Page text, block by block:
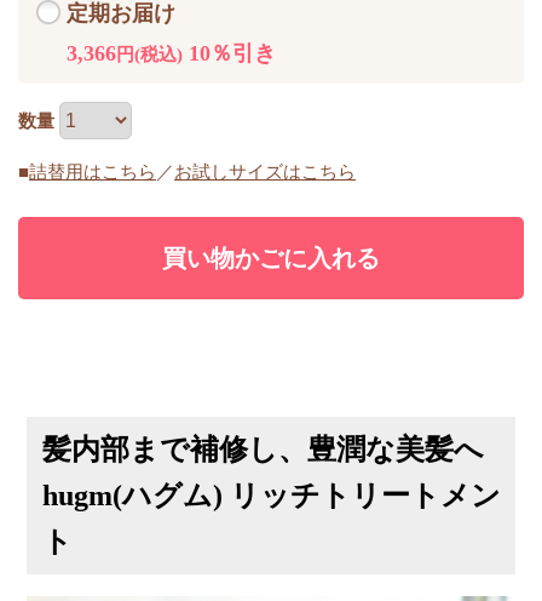
定期お届け
3,366円(税込) 10％引き
数量
■詰替用はこちら ／お試しサイズはこちら
買い物かごに入れる
髪内部まで補修し、豊潤な美髪へ
hugm(ハグム) リッチトリートメン
ト